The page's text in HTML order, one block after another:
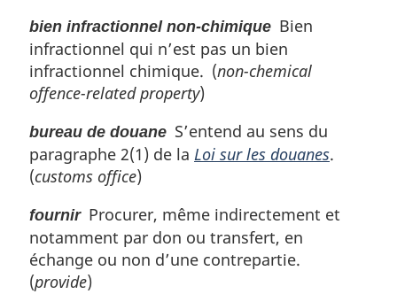
bien infractionnel non-chimique Bien
infractionnel qui n’est pas un bien
infractionnel chimique. (non-chemical
offence-related property)
bureau de douane S’entend au sens du
paragraphe 2(1) de la Loi sur les douanes.
(customs office)
fournirProcurer, même indirectement et
notamment par don ou transfert, en
échange ou non d’une contrepartie.
(provide)